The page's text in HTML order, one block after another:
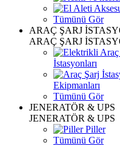
Tümünü Gör
ARAÇ ŞARJ
ARAÇ ŞARJ
İstasyonları
Ekipmanları
Tümünü Gör
JENERATÖR & UPS
JENERATÖR & UPS
Piller
Tümünü Gör